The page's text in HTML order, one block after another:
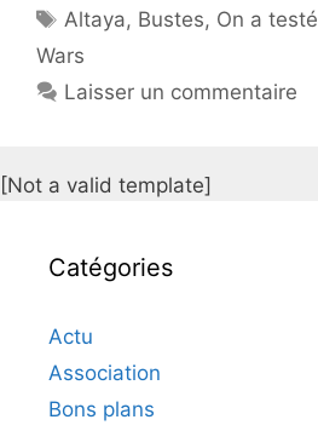
Étiquettes
Altaya, Bustes, On a testé
Wars
Laisser un commentaire
[Not a valid template]
Catégories
Actu
Association
Bons plans